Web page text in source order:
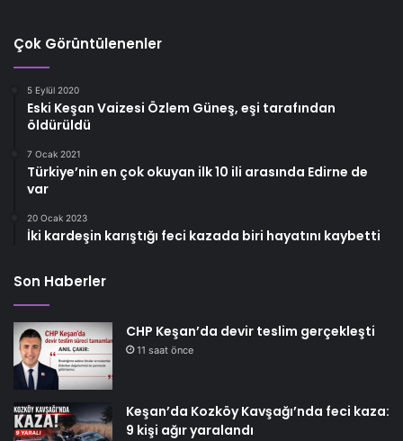
Çok Görüntülenenler
5 Eylül 2020
Eski Keşan Vaizesi Özlem Güneş, eşi tarafından
öldürüldü
7 Ocak 2021
Türkiye’nin en çok okuyan ilk 10 ili arasında Edirne de
var
20 Ocak 2023
İki kardeşin karıştığı feci kazada biri hayatını kaybetti
Son Haberler
CHP Keşan’da devir teslim gerçekleşti
11 saat önce
Keşan’da Kozköy Kavşağı’nda feci kaza:
9 kişi ağır yaralandı